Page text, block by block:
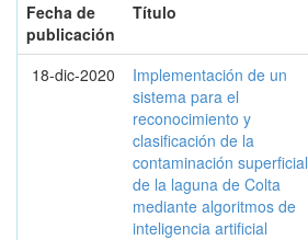
Fecha de
publicación
Título
18-dic-2020
Implementación de un
sistema para el
reconocimiento y
clasificación de la
contaminación superficial
de la laguna de Colta
mediante algoritmos de
inteligencia artificial